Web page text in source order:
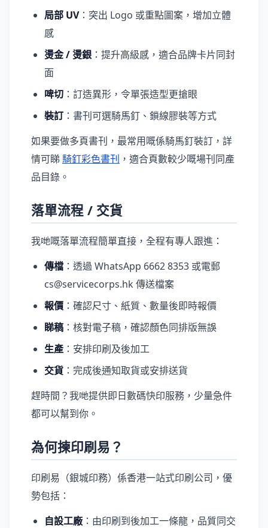
局部 UV：突出 Logo 或重點圖案，增加立體
感
燙金 / 燙銀 ：提升高級感，適合品牌卡片同封
面
啤切 ：訂造異形，令單張造型更搶眼
裝訂 ：書刊可選騎馬釘、鎖線膠裝等方式
如果要做多頁書刊，最常用嘅係騎馬釘裝訂，詳
情可睇騎釘彩色書刊 ，適合頁數較少嘅場刊同產
品目錄。
落單流程 / 交貨
我哋嘅落單流程簡單直接，全程有專人跟進：
傳檔 ：透過 WhatsApp 6662 8353 或電郵
cs@servicecorps.hk 傳送檔案
報價 ：確認尺寸、紙質、數量後即時報價
睇稿 ：核對電子稿，確認顏色同排版無誤
生產 ：安排印刷及後加工
交貨 ：完成後通知取貨或安排送貨
趕時間？我哋提供即日數碼快印服務，少量急件
都可以幫到你。
為何揀印刷易？
印刷易（銀城印務）係香港一站式印刷公司，優
勢包括：
自設工廠 ：由印刷到後加工一條龍，品質同交